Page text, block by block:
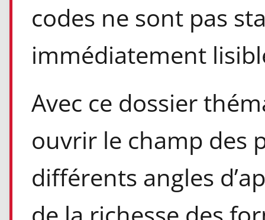
codes ne sont pas
immédiatement
Avec ce dossier
ouvrir le champ des
différents angles